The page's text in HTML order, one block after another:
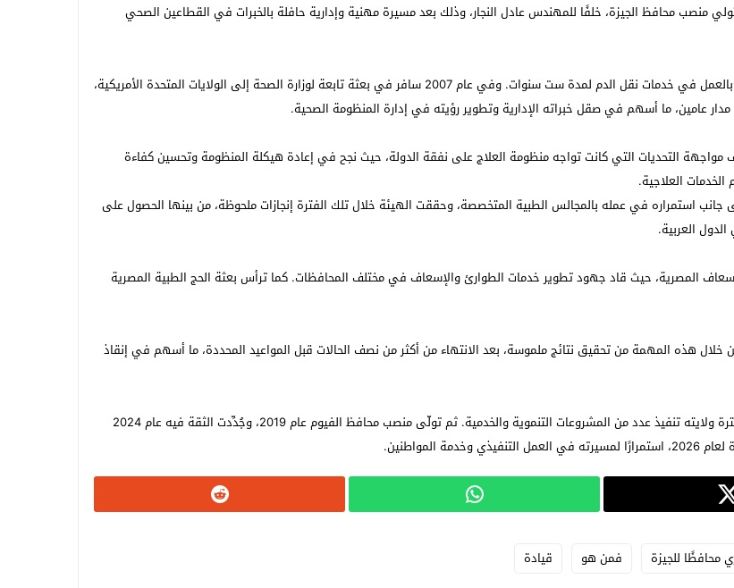
تكليف الدكتور أحمد الأنصاري بتولي منصب محافظ الجيزة، خلفًا للمهندس عادل النجار، وذلك بعد مسيرة مهنية وإدارية حافلة بالخبرات في القطاعين الصحي
تخرج الدكتور أحمد الأنصاري في كلية الطب عام 2001، وبدأ مسيرته المهنية بالعمل في خدمات نقل الدم لمدة ست سنوات. وفي عام 2007 سافر في بعثة تابعة لوزارة الصحة إلى الولايات المتحدة الأمريكية،
عامين، ما أسهم في صقل خبراته الإدارية وتطوير رؤيته في إدارة المنظومة الصحية.
بهدف مواجهة التحديات التي كانت تواجه منظومة العلاج على نفقة الدولة، حيث نجح في إعادة هيكلة المنظومة وتحسين كفاءة
العلاجية.
استمراره في عمله بالمجالس الطبية المتخصصة، وحققت الهيئة خلال تلك الفترة إنجازات ملحوظة، من بينها الحصول على
العربية.
لهيئة الإسعاف المصرية، حيث قاد جهود تطوير خدمات الطوارئ والإسعاف في مختلف المحافظات. كما ترأس بعثة الحج الطبية المصرية
خلال هذه المهمة من تحقيق نتائج ملموسة، بعد الانتهاء من أكثر من نصف الحالات قبل المواعيد المحددة، ما أسهم في إنقاذ
وفي أغسطس 2018، عُيّن محافظًا لـ سوهاج، حيث شهدت المحافظة خلال فترة ولايته تنفيذ عدد من المشروعات التنموية والخدمية. ثم تولّى منصب محافظ الفيوم عام 2019، وجُدِّدت الثقة فيه عام 2024
محافظًا للجيزة فمن هو
قيادة